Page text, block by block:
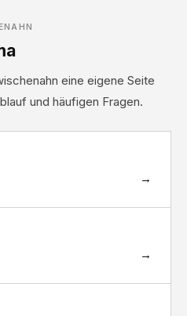
eine eigene Seite
und häufigen Fragen.
→
→